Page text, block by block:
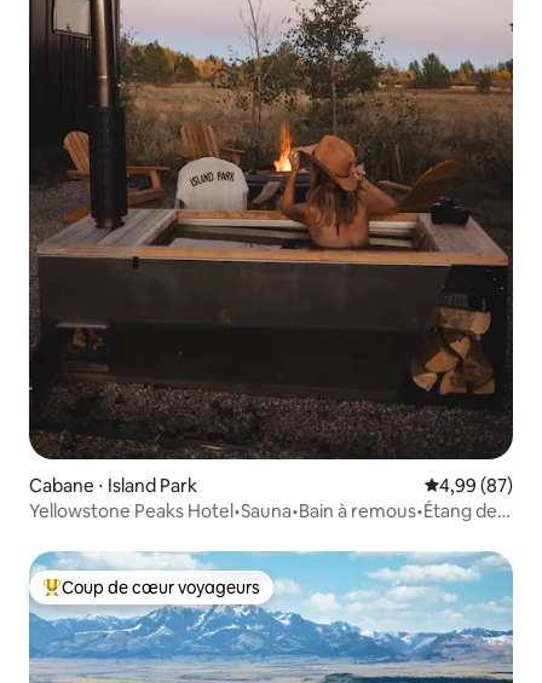
Cabane ⋅ Island Park Évaluation
4,99 (87)
Yellowstone Peaks Hotel•Sauna•Bain à remous•Étang de
Coups de cœur voyageurs les plus appréciés
Coup de cœur voyageurs